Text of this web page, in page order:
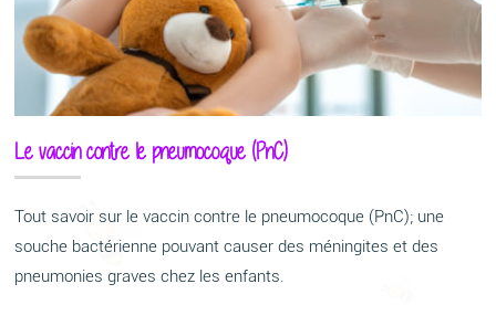
Le vaccin contre le pneumocoque (PnC)
Tout savoir sur le vaccin contre le pneumocoque (PnC); une
souche bactérienne pouvant causer des méningites et des
pneumonies graves chez les enfants.